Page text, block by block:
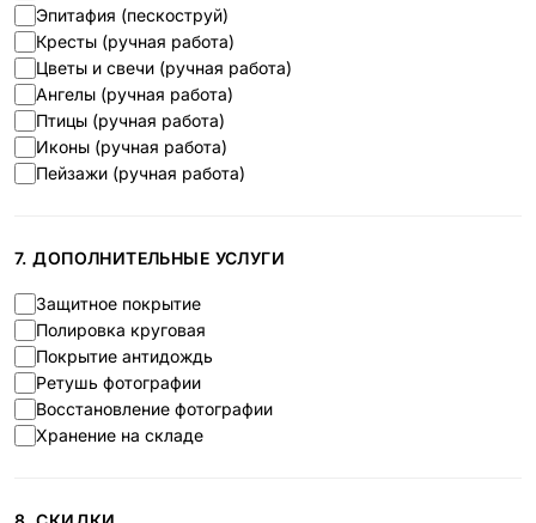
Эпитафия (пескоструй)
Кресты (ручная работа)
Цветы и свечи (ручная работа)
Ангелы (ручная работа)
Птицы (ручная работа)
Иконы (ручная работа)
Пейзажи (ручная работа)
7. ДОПОЛНИТЕЛЬНЫЕ УСЛУГИ
Защитное покрытие
Полировка круговая
Покрытие антидождь
Ретушь фотографии
Восстановление фотографии
Хранение на складе